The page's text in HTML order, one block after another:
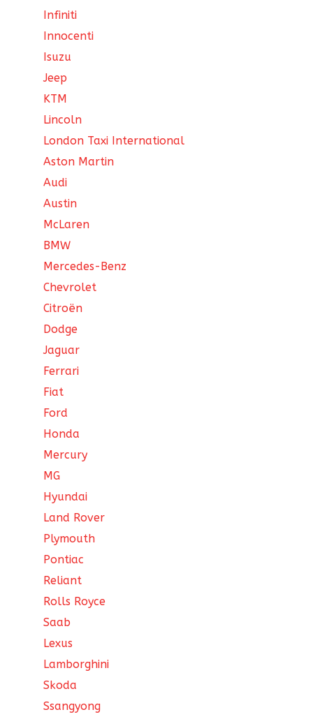
Infiniti
Innocenti
Isuzu
Jeep
KTM
Lincoln
London Taxi International
Aston Martin
Audi
Austin
McLaren
BMW
Mercedes-Benz
Chevrolet
Citroën
Dodge
Jaguar
Ferrari
Fiat
Ford
Honda
Mercury
MG
Hyundai
Land Rover
Plymouth
Pontiac
Reliant
Rolls Royce
Saab
Lexus
Lamborghini
Skoda
Ssangyong